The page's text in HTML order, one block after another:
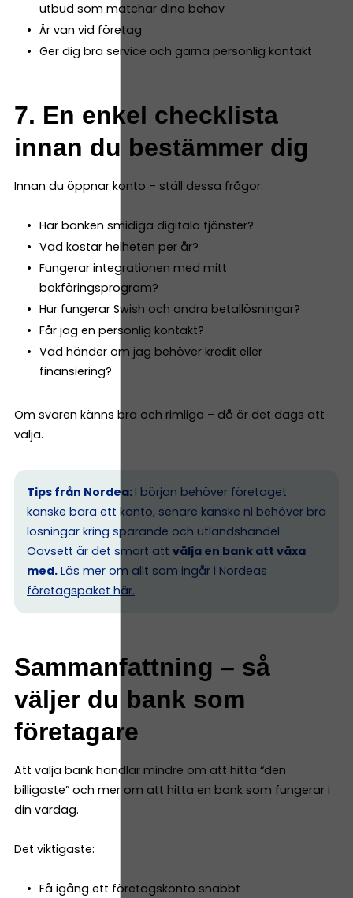
utbud som matchar dina behov
Är van vid företag
Ger dig bra service och gärna personlig kontakt
7. En enkel checklista
innan du bestämmer dig
Innan du öppnar konto – ställ dessa frågor:
Har banken smidiga digitala tjänster?
Vad kostar helheten per år?
Fungerar integrationen med mitt
bokföringsprogram?
Hur fungerar Swish och andra betallösningar?
Får jag en personlig kontakt?
Vad händer om jag behöver kredit eller
finansiering?
Om svaren känns bra och rimliga – då är det dags att
välja.
Tips från Nordea: I början behöver företaget
kanske bara ett konto, senare kanske ni behöver bra
lösningar kring sparande och utlandshandel.
Oavsett är det smart att välja en bank att växa
med. Läs mer om allt som ingår i Nordeas
företagspaket här.
Sammanfattning – så
väljer du bank som
företagare
Att välja bank handlar mindre om att hitta “den
billigaste” och mer om att hitta en bank som fungerar i
din vardag.
Det viktigaste:
Få igång ett företagskonto snabbt